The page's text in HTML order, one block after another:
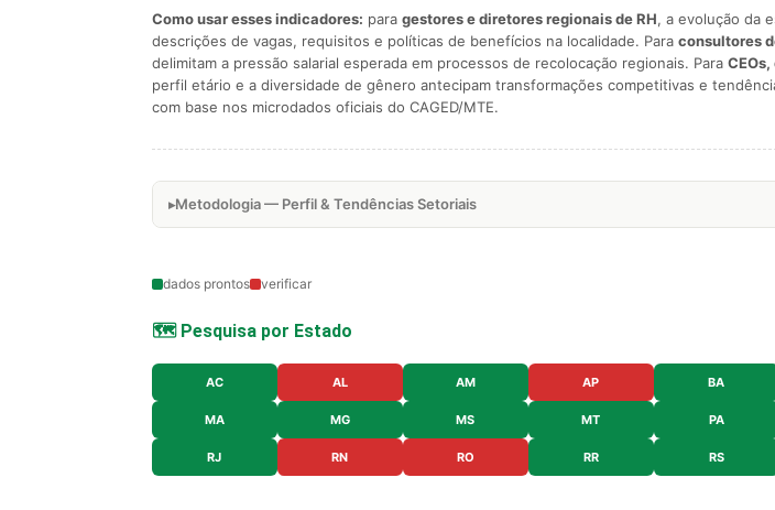
Como usar esses indicadores: para gestores e diretores regionais de RH, a evolução da
descrições de vagas, requisitos e políticas de benefícios na localidade. Para consultores
delimitam a pressão salarial esperada em processos de recolocação regionais. Para
perfil etário e a diversidade de gênero antecipam transformações competitivas e
com base nos microdados oficiais do CAGED/MTE.
Metodologia — Perfil & Tendências Setoriais
dados prontos verificar
🗺️ Pesquisa por Estado
AC AL AM AP BA
MA MG MS MT PA
RJ RN RO RR RS